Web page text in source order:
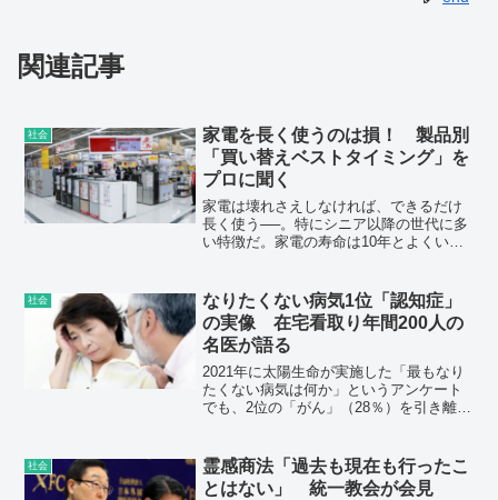
関連記事
社会
家電を長く使うのは損！ 製品別
「買い替えベストタイミング」を
プロに聞く
家電は壊れさえしなければ、できるだけ
長く使う──。特にシニア以降の世代に多
い特徴だ。家電の寿命は10年とよくいわ
もいる。使用頻度や使い方で家電寿命は
変わる。しかし、いつまでも買い替えな
ければ、水道光熱費で無駄な支払いを続
けて、家計を直撃する。購入から10年以
上経過した家電があれば、買い替えを検
討していい。
社会
なりたくない病気1位「認知症」
の実像 在宅看取り年間200人の
名医が語る
2021年に太陽生命が実施した「最もなり
たくない病気は何か」というアンケート
でも、2位の「がん」（28％）を引き離
世代においても順位は変わっていない。
社会
霊感商法「過去も現在も行ったこ
とはない」 統一教会が会見